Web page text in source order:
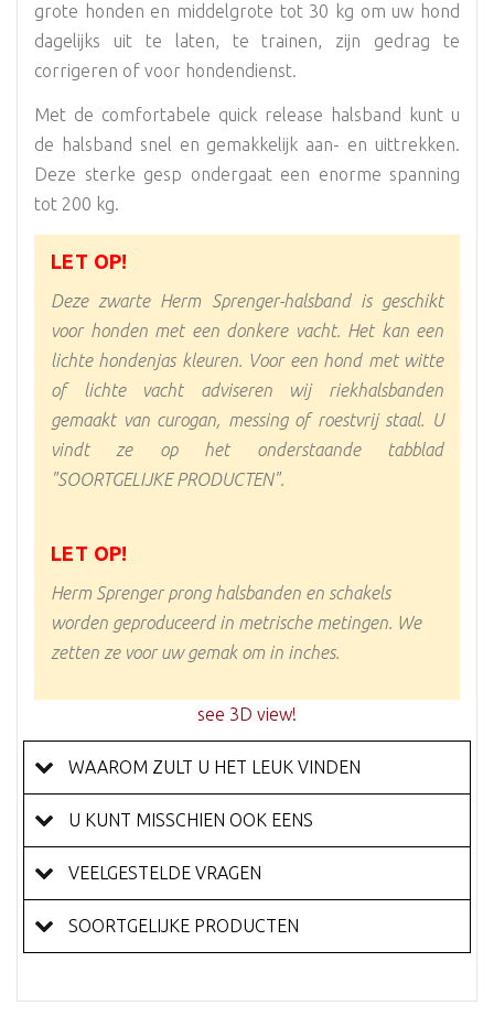
grote honden en middelgrote tot 30 kg om uw hond
dagelijks uit te laten, te trainen, zijn gedrag te
corrigeren of voor hondendienst.
Met de comfortabele quick release halsband kunt u
de halsband snel en gemakkelijk aan- en uittrekken.
Deze sterke gesp ondergaat een enorme spanning
tot 200 kg.
LET OP!
Deze zwarte Herm Sprenger-halsband is geschikt
voor honden met een donkere vacht. Het kan een
lichte hondenjas kleuren. Voor een hond met witte
of lichte vacht adviseren wij riekhalsbanden
gemaakt van curogan, messing of roestvrij staal. U
vindt ze op het onderstaande tabblad
"SOORTGELIJKE PRODUCTEN".
LET OP!
Herm Sprenger prong halsbanden en schakels
worden geproduceerd in metrische metingen. We
zetten ze voor uw gemak om in inches.
see 3D view!
WAAROM ZULT U HET LEUK VINDEN
U KUNT MISSCHIEN OOK EENS
VEELGESTELDE VRAGEN
SOORTGELIJKE PRODUCTEN